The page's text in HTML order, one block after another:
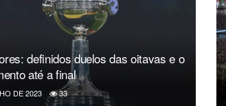
definidos duelos das oitavas e o
até a final
DE 2023 33